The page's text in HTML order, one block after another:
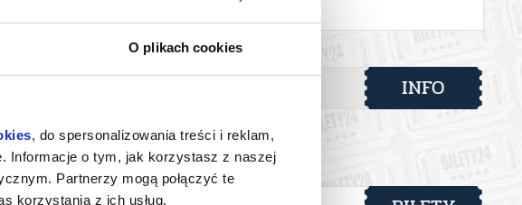
O plikach cookies
, do spersonalizowania treści i reklam,
Informacje o tym, jak korzystasz z naszej
Partnerzy mogą połączyć te
korzystania z ich usług.
przeróżnych krajów Dr. Brandes, zwiedziwszy wprzód Alpy szwajcarskie,
Apeniny, Góry Szkockie, Skandynawskie i Greckie, powiedział, gdy
widział, i że podobnych nie ma w Europie, ani podobno na całej ziemi. Wprawiły
jasne, kryształowe, srebrzyste, w śnieżnej, skrzącej się, niepokalanej bieli.
się dym papierosowy.
INFO
Stanisława Ignacego